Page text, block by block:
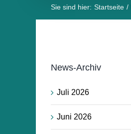
Sie sind hier: Startseite
News-Archiv
Juli 2026
Juni 2026